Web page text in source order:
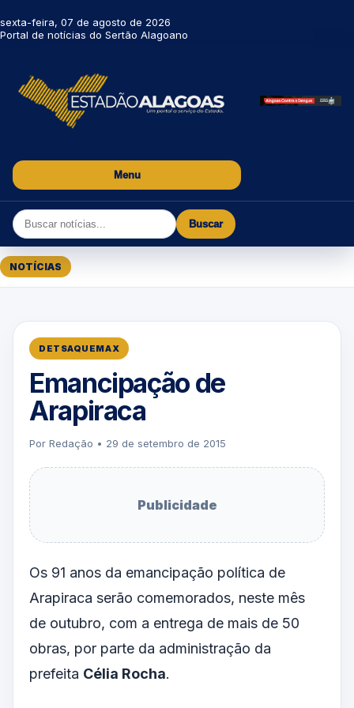
sexta-feira, 07 de agosto de 2026
Portal de notícias do Sertão Alagoano
Menu
Buscar
NOTÍCIAS
DETSAQUEMAX
Emancipação de
Arapiraca
Por Redação • 29 de setembro de 2015
Publicidade
Os 91 anos da emancipação política de
Arapiraca serão comemorados, neste mês
de outubro, com a entrega de mais de 50
obras, por parte da administração da
prefeita Célia Rocha.